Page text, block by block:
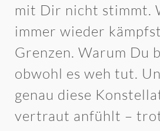
mit Dir nicht stimmt.
immer wieder
Grenzen. Warum Du
obwohl es weh tut.
genau diese
vertraut anfühlt –